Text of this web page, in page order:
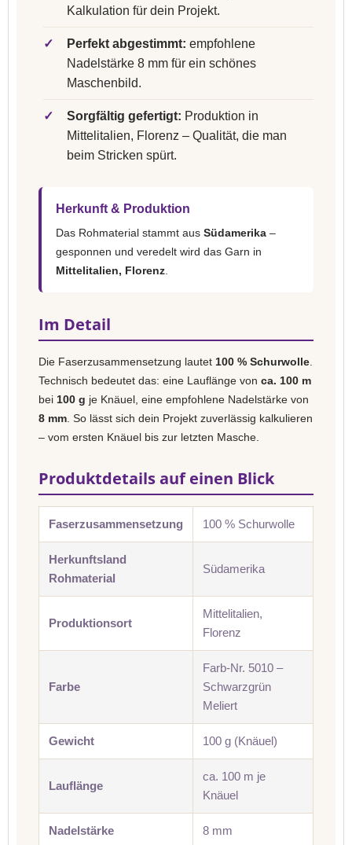
Kalkulation für dein Projekt.
✓ Perfekt abgestimmt: empfohlene
Nadelstärke 8 mm für ein schönes
Maschenbild.
✓ Sorgfältig gefertigt: Produktion in
Mittelitalien, Florenz – Qualität, die man
beim Stricken spürt.
Herkunft & Produktion
Das Rohmaterial stammt aus Südamerika –
gesponnen und veredelt wird das Garn in
Mittelitalien, Florenz
Im Detail
Die Faserzusammensetzung lautet 100 % Schurwolle
Technisch bedeutet das: eine Lauflänge von ca. 100 m
bei 100 g je Knäuel, eine empfohlene Nadelstärke von
8 mm . So lässt sich dein Projekt zuverlässig kalkulieren
– vom ersten Knäuel bis zur letzten Masche.
Produktdetails auf einen Blick
Faserzusammensetzung 100 % Schurwolle
Herkunftsland
Rohmaterial
Südamerika
Produktionsort
Mittelitalien,
Florenz
Farbe
Farb-Nr. 5010 –
Schwarzgrün
Meliert
Gewicht 100 g (Knäuel)
Lauflänge
ca. 100 m je
Knäuel
Nadelstärke 8 mm